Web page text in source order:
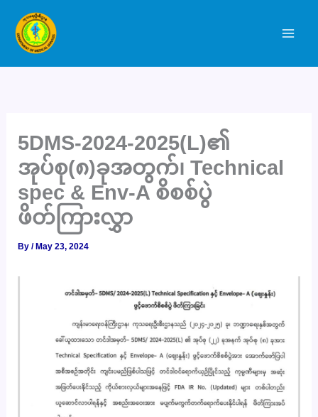
content
5DMS-2024-2025(L)၏
အုပ်စု(၈)ခုအတွက်၊ Technical
spec & Env-A စိစစ်ပွဲ
ဖိတ်ကြားလွှာ
By/ May 23, 2024